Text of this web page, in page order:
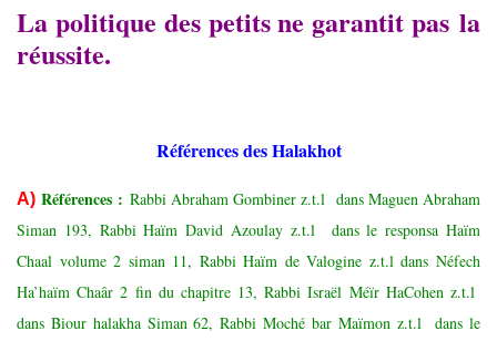
La politique des petits ne garantitpas la
réussite.
Références des Halakhot
A) Références : Rabbi Abraham Gombiner z.t.l dans Maguen Abraham
Siman 193, Rabbi Haïm David Azoulay z.t.l dans le responsa Haïm
Chaal volume 2 siman 11, Rabbi Haïm de Valogine z.t.l dans Néfech
Ha’haïm Chaâr 2 fin du chapitre 13, Rabbi Israël Méïr HaCohen z.t.l
dans Biour halakha Siman 62, Rabbi Moché bar Maïmon z.t.l dans le